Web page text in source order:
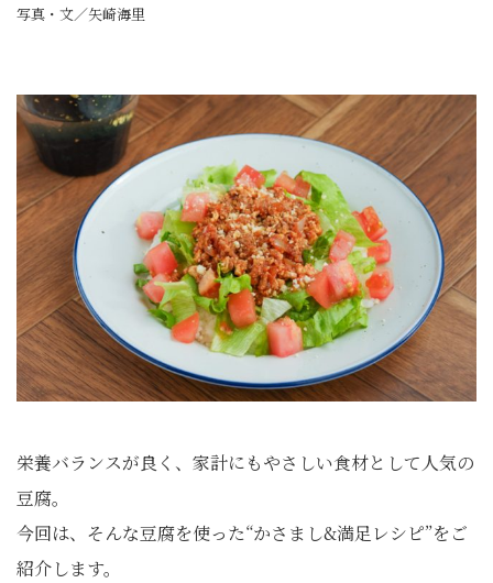
写真・文／矢崎海里
栄養バランスが良く、家計にもやさしい食材として人気の
豆腐。
今回は、そんな豆腐を使った“かさまし&満足レシピ”をご
紹介します。